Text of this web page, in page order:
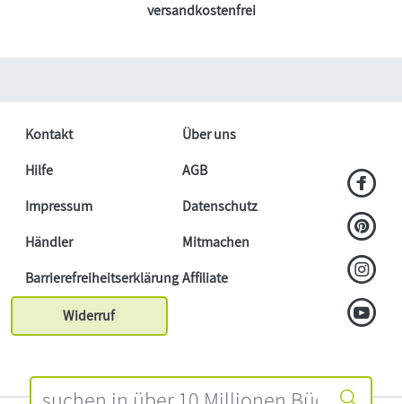
versandkostenfrei
Kontakt
Über uns
Hilfe
AGB
Impressum
Datenschutz
Händler
Mitmachen
BarrierefreiheitserklärungAffiliate
Widerruf